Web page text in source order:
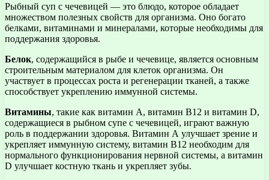
Рыбный суп с чечевицей — это блюдо, которое обладает
множеством полезных свойств для организма. Оно богато
белками, витаминами и минералами, которые необходимы для
поддержания здоровья.
Белок, содержащийся в рыбе и чечевице, является основным
строительным материалом для клеток организма. Он
участвует в процессах роста и регенерации тканей, а также
способствует укреплению иммунной системы.
Витамины, такие как витамин А, витамин В12 и витамин D,
содержащиеся в рыбном супе с чечевицей, играют важную
роль в поддержании здоровья. Витамин А улучшает зрение и
укрепляет иммунную систему, витамин В12 необходим для
нормального функционирования нервной системы, а витамин
D улучшает костную ткань и укрепляет зубы.